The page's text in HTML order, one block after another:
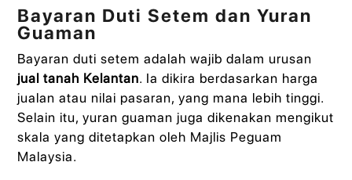
Bayaran Duti Setem dan Yuran
Guaman
Bayaran duti setem adalah wajib dalam urusan
jual tanah Kelantan. Ia dikira berdasarkan harga
jualan atau nilai pasaran, yang mana lebih tinggi.
Selain itu, yuran guaman juga dikenakan mengikut
skala yang ditetapkan oleh Majlis Peguam
Malaysia.